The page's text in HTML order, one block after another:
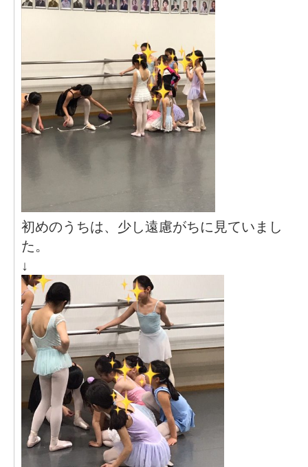
初めのうちは、少し遠慮がちに見ていまし
た。
↓